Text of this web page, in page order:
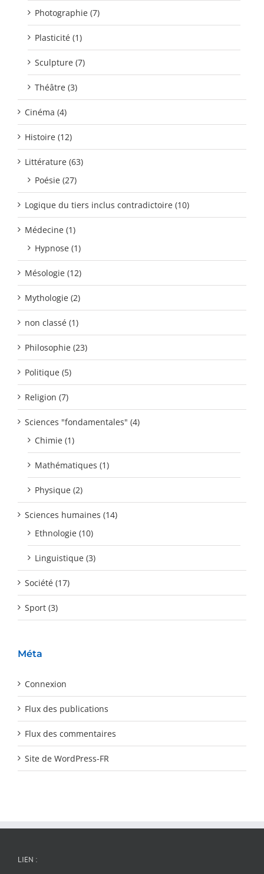
Photographie (7)
Plasticité (1)
Sculpture (7)
Théâtre (3)
Cinéma (4)
Histoire (12)
Littérature (63)
Poésie (27)
Logique du tiers inclus contradictoire (10)
Médecine (1)
Hypnose (1)
Mésologie (12)
Mythologie (2)
non classé (1)
Philosophie (23)
Politique (5)
Religion (7)
Sciences "fondamentales" (4)
Chimie (1)
Mathématiques (1)
Physique (2)
Sciences humaines (14)
Ethnologie (10)
Linguistique (3)
Société (17)
Sport (3)
Méta
Connexion
Flux des publications
Flux des commentaires
Site de WordPress-FR
LIEN :